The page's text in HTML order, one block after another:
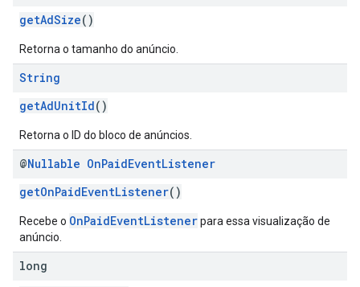
getAdSize()
Retorna o tamanho do anúncio.
String
getAdUnitId()
Retorna o ID do bloco de anúncios.
@Nullable OnPaidEventListener
getOnPaidEventListener()
Recebe o OnPaidEventListenerpara essa visualização de
anúncio.
long